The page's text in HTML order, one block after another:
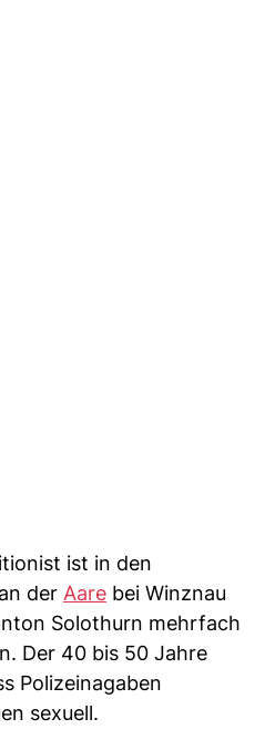
ist in den
der Aare bei Winznau
Solothurn mehrfach
Der 40 bis 50 Jahre
Polizeinagaben
sexuell.